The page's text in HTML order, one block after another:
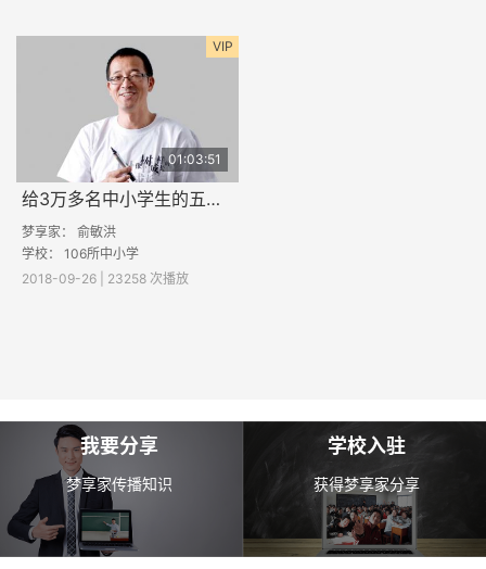
VIP
01:03:51
给3万多名中小学生的五大赠言
梦享家： 俞敏洪
学校： 106所中小学
2018-09-26 | 23258 次播放
我要分享
梦享家传播知识
学校入驻
获得梦享家分享